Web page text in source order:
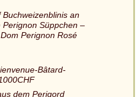
an
Süppchen –
Perignon Rosé
Bâtard-
dem Perigord